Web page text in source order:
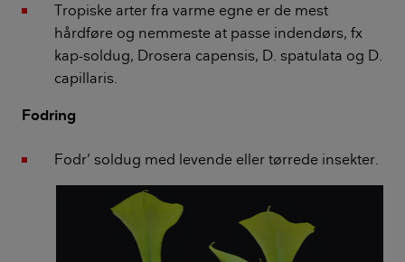
Tropiske arter fra varme egne er de mest
hårdføre og nemmeste at passe indendørs, fx
kap-soldug, Drosera capensis, D. spatulata og D.
capillaris.
Fodring
Fodr’ soldug med levende eller tørrede insekter.